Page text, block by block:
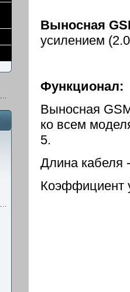
Выносная
усилением
Функционал:
Выносная
ко всем
5.
Длина кабеля
Коэффициент